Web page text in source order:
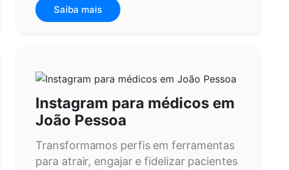
Saiba mais
Instagram para médicos em
João Pessoa
Transformamos perfis em ferramentas
para atrair, engajar e fidelizar pacientes